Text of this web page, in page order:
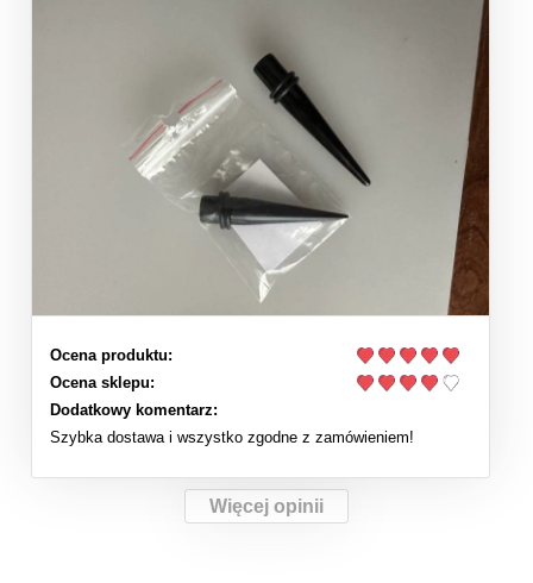
Ocena produktu:
Ocena sklepu:
Dodatkowy komentarz:
Szybka dostawa i wszystko zgodne z zamówieniem!
Więcej opinii